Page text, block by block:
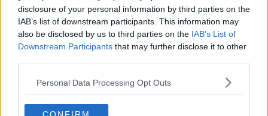
disclosure of your personal information by third parties on the
IAB’s list of downstream participants. This information may
also be disclosed by us to third parties on the IAB’s List of
Downstream Participants that may further disclose it to other
Personal Data Processing Opt Outs
27 mai, 2011 la 09:20
Buna ziua,
Am trimis si eu mail pentru benner,credeti ca mai am
Răspunde